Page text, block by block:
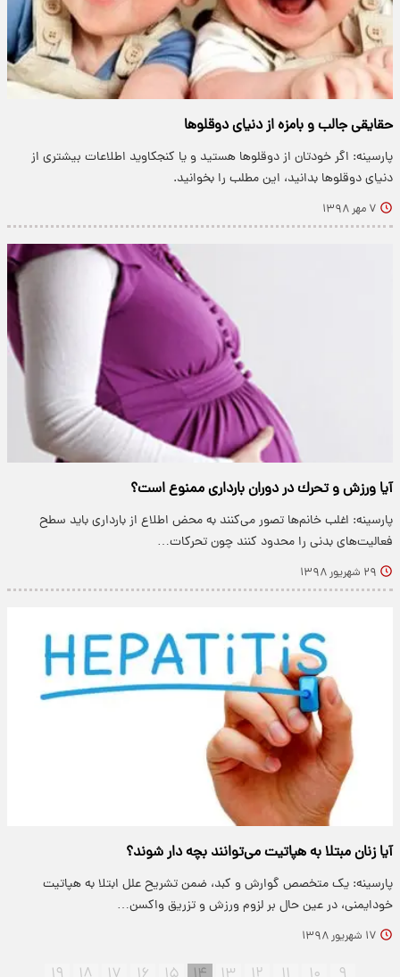
حقایقی جالب و بامزه از دنیای دوقلو‌ها
پارسینه: اگر خودتان از دوقلو‌ها هستید و یا کنجکاوید اطلاعات بیشتری از
دنیای دوقلو‌ها بدانید، این مطلب را بخوانید.
۷ مهر ۱۳۹۸
آیا ورزش و تحرك در دوران بارداری ممنوع است؟
پارسینه: اغلب خانم‌ها تصور می‌كنند به محض اطلاع از بارداری باید سطح
فعالیت‌های بدنی را محدود كنند چون تحركات…
۲۹ شهریور ۱۳۹۸
آیا زنان مبتلا به هپاتیت می‌توانند بچه دار شوند؟
پارسینه: یک متخصص گوارش و کبد، ضمن تشریح علل ابتلا به هپاتیت
خودایمنی، در عین حال بر لزوم ورزش و تزریق واکسن…
۱۷ شهریور ۱۳۹۸